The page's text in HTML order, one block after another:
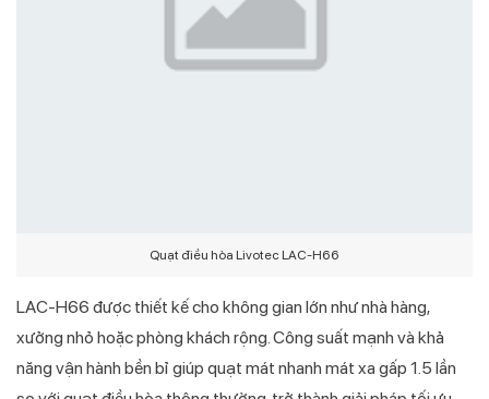
Quạt điều hòa Livotec LAC-H66
LAC-H66 được thiết kế cho không gian lớn như nhà hàng,
xưởng nhỏ hoặc phòng khách rộng. Công suất mạnh và khả
năng vận hành bền bỉ giúp quạt mát nhanh mát xa gấp 1.5 lần